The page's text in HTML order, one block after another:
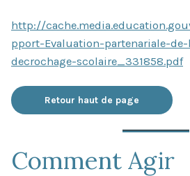
http://
pport-Evaluation-partenariale-
decrochage-scolaire_331858.pdf
Retour haut de page
Comment Agir